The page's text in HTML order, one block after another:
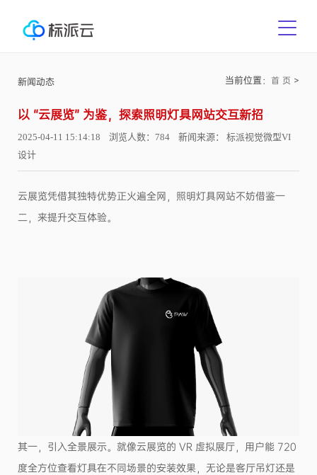
新闻动态 当前位置： 首 页 >
以 “云展览” 为鉴，探索照明灯具网站交互新招
2025-04-11 15:14:18 浏览人数：784 新闻来源： 标派视觉微型VI
设计
云展览凭借其独特优势正火遍全网，照明灯具网站不妨借鉴一
二，来提升交互体验。
其一，引入全景展示。就像云展览的 VR 虚拟展厅，用户能 720
度全方位查看灯具在不同场景的安装效果，无论是客厅吊灯还是